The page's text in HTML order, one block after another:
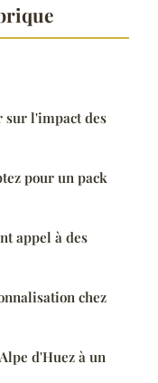
sur l'impact des
pour un pack
appel à des
chez
d'Huez à un